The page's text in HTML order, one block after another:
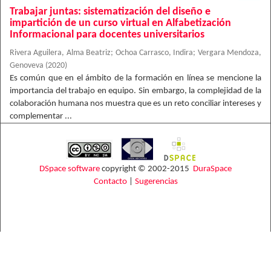
Trabajar juntas: sistematización del diseño e
impartición de un curso virtual en Alfabetización
Informacional para docentes universitarios
Rivera Aguilera, Alma Beatriz; Ochoa Carrasco, Indira; Vergara Mendoza,
Genoveva (2020)
Es común que en el ámbito de la formación en línea se mencione la
importancia del trabajo en equipo. Sin embargo, la complejidad de la
colaboración humana nos muestra que es un reto conciliar intereses y
complementar ...
DSpace software copyright © 2002-2015 DuraSpace
Contacto| Sugerencias